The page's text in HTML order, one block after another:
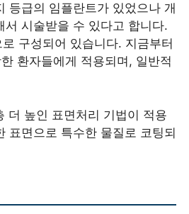
등급의 임플란트가 있었으나 개
시술받을 수 있다고 합니다.
구성되어 있습니다. 지금부터
환자들에게 적용되며, 일반적
더 높인 표면처리 기법이 적용
표면으로 특수한 물질로 코팅되